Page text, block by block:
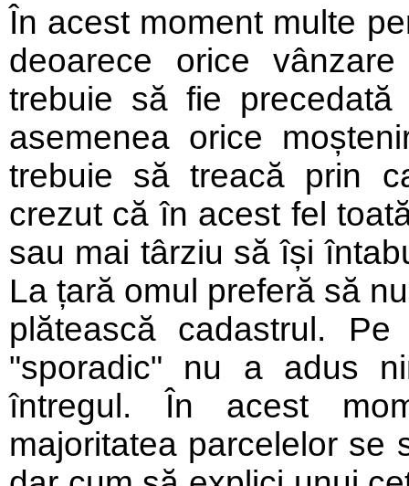
În acest moment multe
deoarece orice
trebuie să fie
asemenea orice
trebuie să treacă prin
crezut că în acest fel
sau mai târziu să își
La țară omul preferă să
plătească cadastrul.
"sporadic" nu a adus
întregul. În acest
majoritatea parcelelor se